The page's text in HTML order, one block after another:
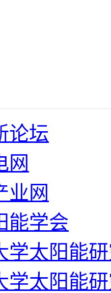
论坛
网
业网
能学会
学太阳能
学太阳能